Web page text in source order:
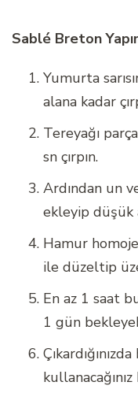
Sablé Breton
Yumurta
alana kadar
Tereyağı
sn çırpın.
Ardından un
ekleyip düşük
Hamur
ile düzeltip
En az 1 saat
1 gün